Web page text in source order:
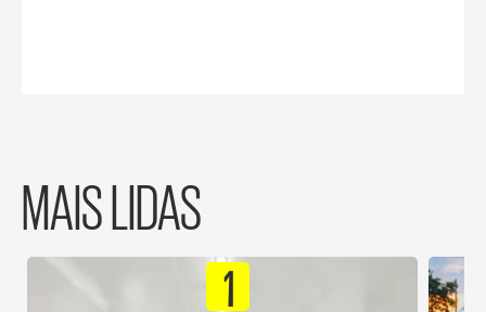
MAIS LIDAS
1